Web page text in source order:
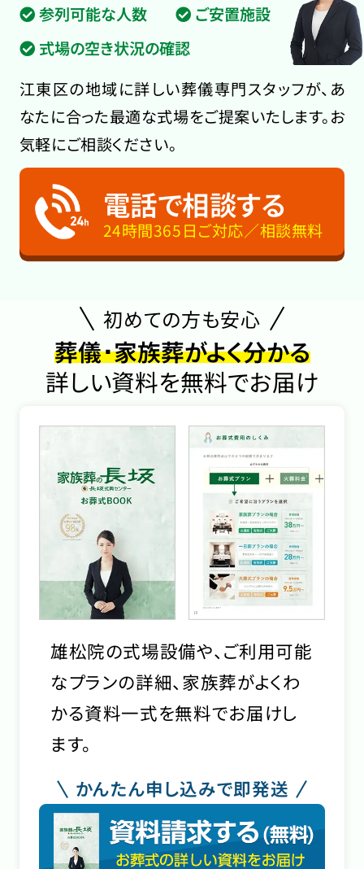
参列可能な人数
ご安置施設
式場の空き状況の確認
江東区の地域に詳しい葬儀専門スタッフが、あ
なたに合った最適な式場をご提案いたします。お
気軽にご相談ください。
電話で相談する
24時間365日ご対応／相談無料
初めての方も安心
葬儀･家族葬がよく分かる
詳しい資料を無料でお届け
雄松院の式場設備や、ご利用可能
なプランの詳細、家族葬がよくわ
かる資料一式を無料でお届けし
ます。
かんたん申し込みで即発送